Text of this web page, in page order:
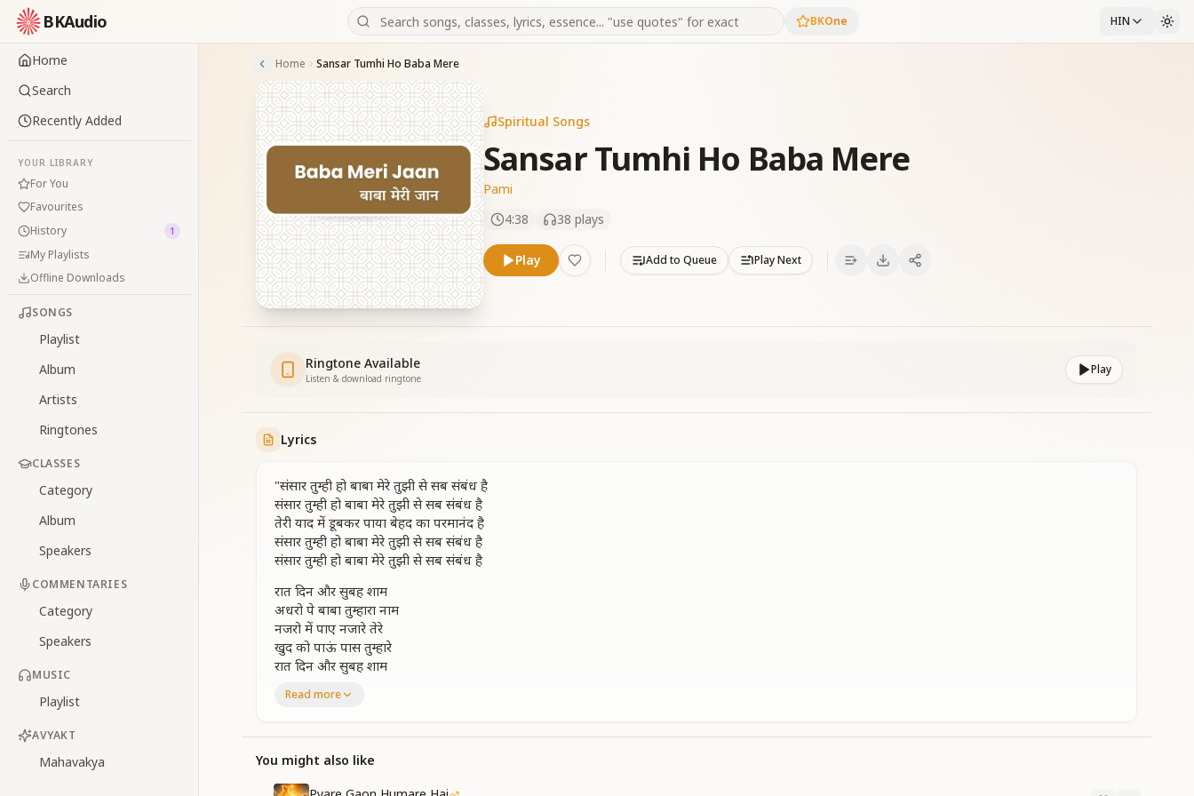
BKAudio BKOne HIN
Home
Search
Recently Added
YOUR LIBRARY
For You
Favourites
History
1
My Playlists
Offline Downloads
SONGS
Playlist
Album
Artists
Ringtones
CLASSES
Category
Album
Speakers
COMMENTARIES
Category
Speakers
MUSIC
Playlist
AVYAKT
Mahavakya
Home Sansar Tumhi Ho Baba Mere
Spiritual Songs
Sansar Tumhi Ho Baba Mere
Pami
4:38
38 plays
Play Add to Queue Play Next
Ringtone Available
Listen & download ringtone
Play
Lyrics
"संसार तुम्ही हो बाबा मेरे तुझी से सब संबंध है
संसार तुम्ही हो बाबा मेरे तुझी से सब संबंध है
तेरी याद में डूबकर पाया बेहद का परमानंद है
संसार तुम्ही हो बाबा मेरे तुझी से सब संबंध है
संसार तुम्ही हो बाबा मेरे तुझी से सब संबंध है
रात दिन और सुबह शाम
अधरो पे बाबा तुम्हारा नाम
नजरो में पाए नजारे तेरे
खुद को पाऊं पास तुम्हारे
रात दिन और सुबह शाम
नजरो में पाए नजारे तेरे
मन को मिल गया खुला आसमान
जिसका न कही कोई अंत है
Read more
You might also like